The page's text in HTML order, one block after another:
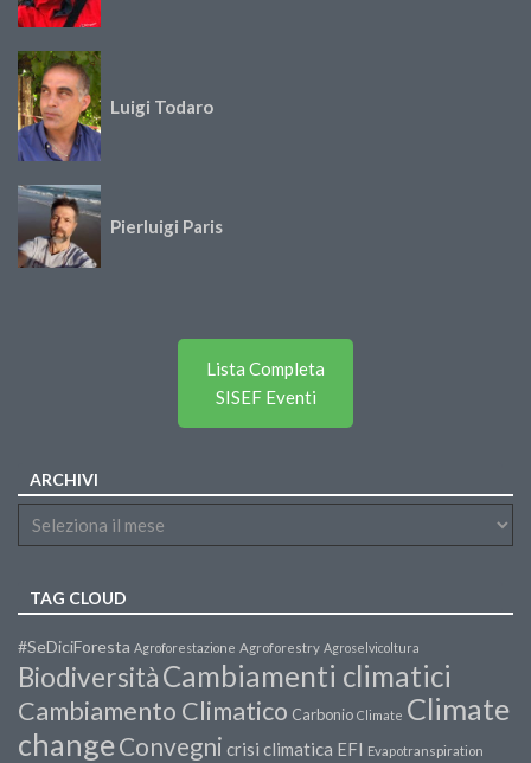
Luigi Todaro
Pierluigi Paris
Lista Completa
SISEF Eventi
ARCHIVI
TAG CLOUD
#SeDiciForesta Agroforestazione Agroforestry Agroselvicoltura
BiodiversitàCambiamenti climatici
Cambiamento Climatico Carbonio Climate Climate
changeConvegni crisi climatica EFI Evapotranspiration